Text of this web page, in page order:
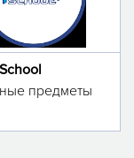
предметы